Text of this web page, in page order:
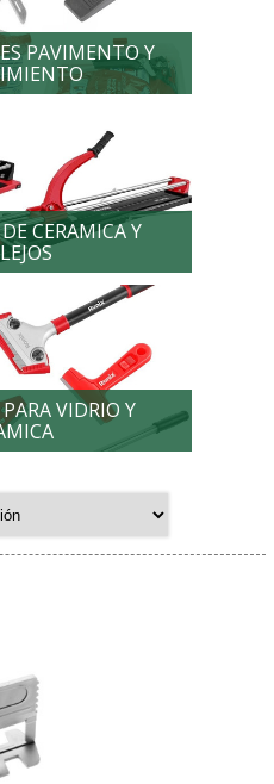
PAVIMENTO Y
CERAMICA Y
VIDRIO Y